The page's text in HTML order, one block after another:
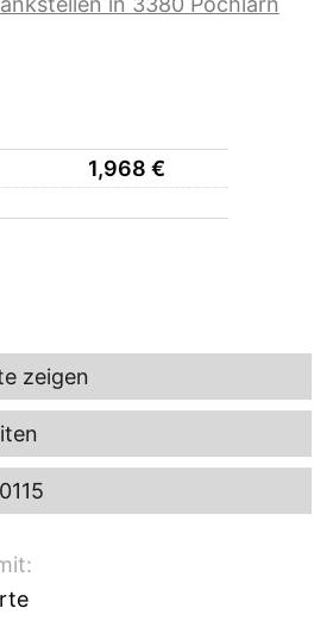
1,968 €
zeigen